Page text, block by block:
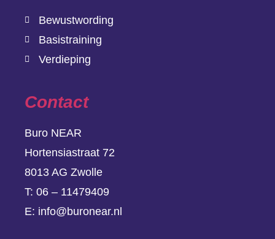
Bewustwording
Basistraining
Verdieping
Contact
Buro NEAR
Hortensiastraat 72
8013 AG Zwolle
T: 06 – 11479409
E: info@buronear.nl